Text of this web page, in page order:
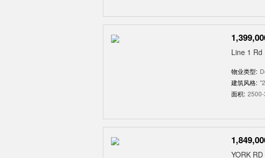
Line 1 Rd
物业类型:
建筑风格:
面积:
YORK